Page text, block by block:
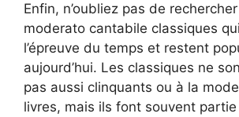
Enfin, n’oubliez pas de
moderato cantabile classiques
l’épreuve du temps et restent
aujourd’hui. Les classiques ne
pas aussi clinquants ou à la
livres, mais ils font souvent